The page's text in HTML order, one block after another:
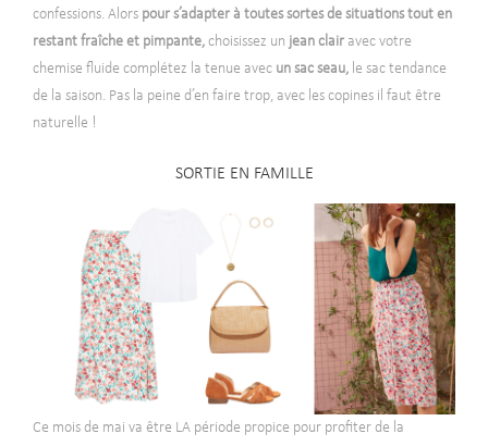
confessions. Alors pour s’adapter à toutes sortes de situations tout en
restant fraîche et pimpante, choisissez un jean clair avec votre
chemise fluide complétez la tenue avec un sac seau, le sac tendance
de la saison. Pas la peine d’en faire trop, avec les copines il faut être
naturelle !
SORTIE EN FAMILLE
Ce mois de mai va être LA période propice pour profiter de la